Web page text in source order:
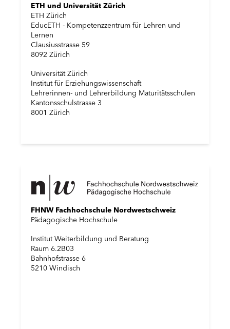
ETH und Universität Zürich
ETH Zürich
EducETH - Kompetenzzentrum für Lehren und
Lernen
Clausiusstrasse 59
8092 Zürich
Universität Zürich
Institut für Erziehungswissenschaft
Lehrerinnen- und Lehrerbildung Maturitätsschulen
Kantonsschulstrasse 3
8001 Zürich
FHNW Fachhochschule Nordwestschweiz
Pädagogische Hochschule
Institut Weiterbildung und Beratung
Raum 6.2B03
Bahnhofstrasse 6
5210 Windisch